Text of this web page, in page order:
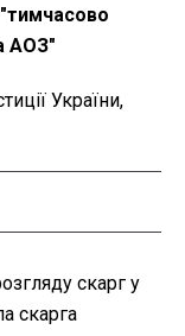
АОЗ"
України,
скарг у
скарга